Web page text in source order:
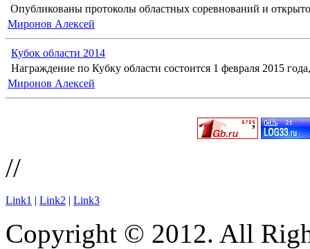
Опубликованы протоколы областных соревнований и
Миронов Алексей
Кубок области 2014
Награждение по Кубку области состоится 1 февраля 2015
Миронов Алексей
//
Link1 | Link2 | Link3
Copyright © 2012. All